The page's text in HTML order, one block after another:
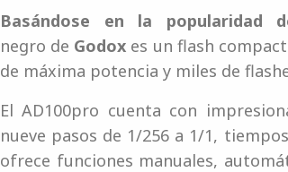
Basándose en la popularidad
negro de Godox es un flash
de máxima potencia y miles de
El AD100pro cuenta con
nueve pasos de 1/256 a 1/1,
ofrece funciones manuales,